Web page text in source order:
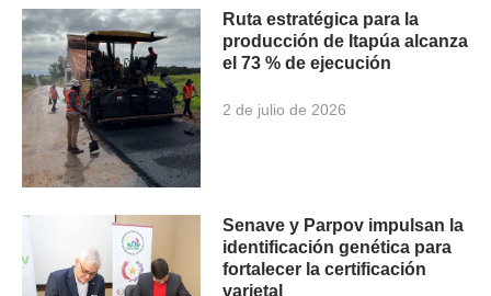
Ruta estratégica para la
producción de Itapúa alcanza
el 73 % de ejecución
2 de julio de 2026
Senave y Parpov impulsan la
identificación genética para
fortalecer la certificación
varietal